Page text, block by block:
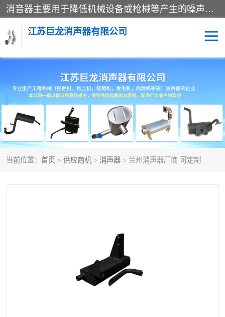
消音器主要用于降低机械设备或枪械等产生的噪声。它通过阻尼或增加排气面积来降低排气速度和功率，从而降低噪声。常见的消音器类型包括阻性消声器、抗性消声器、共振消声器以及阻抗复合式消声器等。这些消音器各有特点，适用于不同频率的噪声消除。
江苏巨龙消声器有限公司
当前位置： 首页 > 供应商机 > 消声器 > 兰州消声器厂商 可定制
消声器